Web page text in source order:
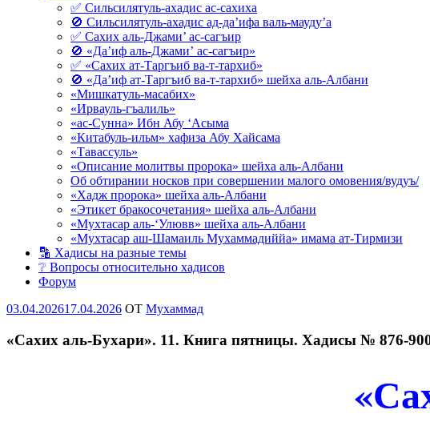
✅ Сильсилятуль-ахадис ас-сахиха
🚫 Сильсилятуль-ахадис ад-да’ифа валь-мауду’а
✅ Сахих аль-Джами’ ас-сагъир
🚫 «Да’иф аль-Джами’ ас-сагъир»
✅ «Сахих ат-Таргъиб ва-т-тархиб»
🚫 «Да’иф ат-Таргъиб ва-т-тархиб» шейха аль-Албани
«Мишкатуль-масабих»
«Ирвауль-гъалиль»
«ас-Сунна» Ибн Абу ‘Асыма
«Китабуль-ильм» хафиза Абу Хайсама
«Тавассуль»
«Описание молитвы пророка» шейха аль-Албани
Об обтирании носков при совершении малого омовения/вудуъ/
«Хадж пророка» шейха аль-Албани
«Этикет бракосочетания» шейха аль-Албани
«Мухтасар аль-‘Улювв» шейха аль-Албани
«Мухтасар аш-Шамаиль Мухаммадиййа» имама ат-Тирмизи
🔡 Хадисы на разные темы
❔ Вопросы относительно хадисов
Форум
Опубликовано
03.04.202617.04.2026 OT Мухаммад
«Сахих аль-Бухари». 11. Книга пятницы. Хадисы № 876-